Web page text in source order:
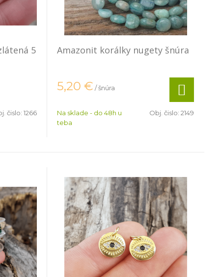
5
čislo: 1266
Amazonit korálky nugety šnúra
5,20 € / šnúra
Na sklade - do 48h u
teba
Obj. čislo: 2149